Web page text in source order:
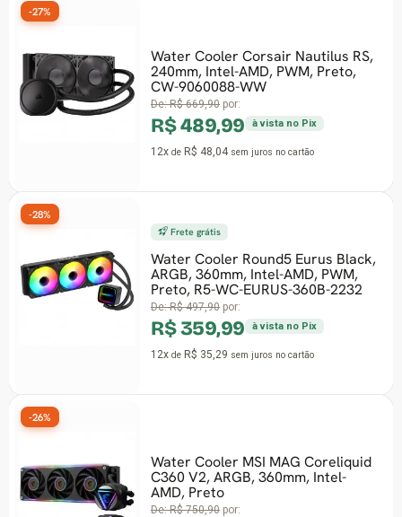
Water Cooler Corsair Nautilus RS,
240mm, Intel-AMD, PWM, Preto,
CW-9060088-WW
De: R$ 669,90por:
R$ 489,99 à vista no Pix
de R$ 48,04 sem juros no cartão
-27%
Frete grátis
Water Cooler Round5 Eurus Black,
ARGB, 360mm, Intel-AMD, PWM,
Preto, R5-WC-EURUS-360B-2232
De: R$ 497,90por:
R$ 359,99 à vista no Pix
de R$ 35,29 sem juros no cartão
-28%
Water Cooler MSI MAG Coreliquid
C360 V2, ARGB, 360mm, Intel-
AMD, Preto
De: R$ 750,90por:
-26%